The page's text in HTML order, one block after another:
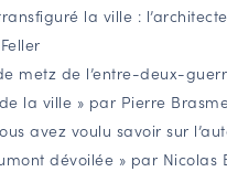
la ville :
metz de l’entre-deux-
la ville » par Pierre
avez voulu savoir sur
dévoilée » par Nicolas